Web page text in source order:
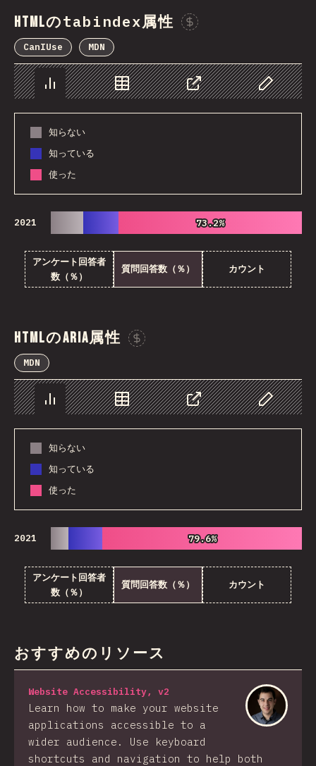
HTMLのtabindex属性
CanIUse MDN
チャート データ シェア Customize
知らない
知っている
使った
2021 73.2%
73.2%
アンケート回答者
数（％）
質問回答数（％） カウント
HTMLのARIA属性
MDN
チャート データ シェア Customize
知らない
知っている
使った
2021 79.6%
79.6%
アンケート回答者
数（％）
質問回答数（％） カウント
おすすめのリソース
Website Accessibility, v2
Learn how to make your website
applications accessible to a
wider audience. Use keyboard
shortcuts and navigation to help both